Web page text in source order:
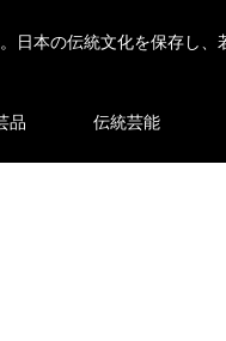
日本の伝統文化を保存し
品 伝統芸能